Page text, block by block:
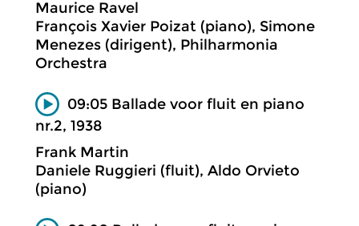
Maurice Ravel
François Xavier Poizat (piano), Simone
Menezes (dirigent), Philharmonia
Orchestra
09:05 Ballade voor fluit en piano
nr.2, 1938
Frank Martin
Daniele Ruggieri (fluit), Aldo Orvieto
(piano)